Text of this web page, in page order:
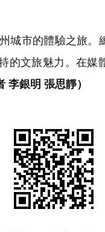
市的體驗之旅。
的文旅魅力。在媒
李銀明 張思靜）